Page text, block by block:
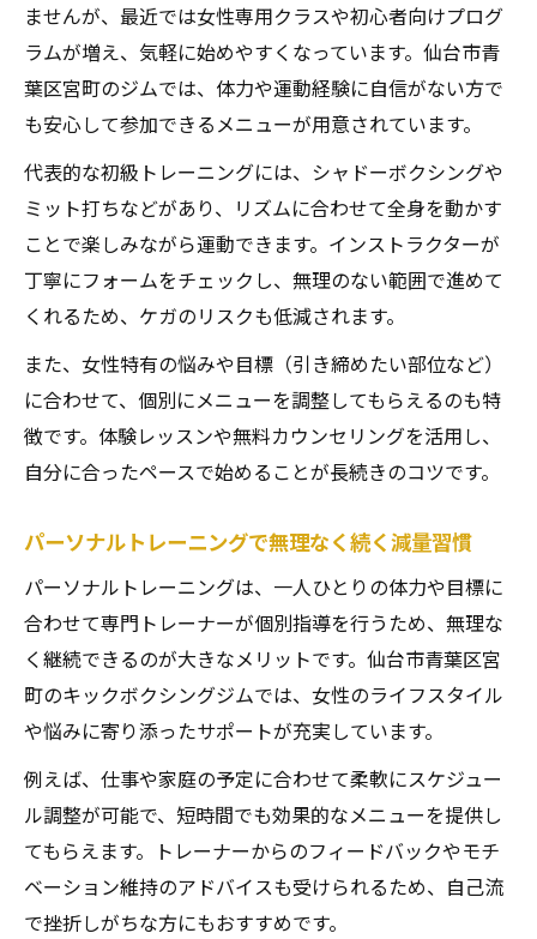
ませんが、最近では女性専用クラスや初心者向けプログ
ラムが増え、気軽に始めやすくなっています。仙台市青
葉区宮町のジムでは、体力や運動経験に自信がない方で
も安心して参加できるメニューが用意されています。
代表的な初級トレーニングには、シャドーボクシングや
ミット打ちなどがあり、リズムに合わせて全身を動かす
ことで楽しみながら運動できます。インストラクターが
丁寧にフォームをチェックし、無理のない範囲で進めて
くれるため、ケガのリスクも低減されます。
また、女性特有の悩みや目標（引き締めたい部位など）
に合わせて、個別にメニューを調整してもらえるのも特
徴です。体験レッスンや無料カウンセリングを活用し、
自分に合ったペースで始めることが長続きのコツです。
パーソナルトレーニングで無理なく続く減量習慣
パーソナルトレーニングは、一人ひとりの体力や目標に
合わせて専門トレーナーが個別指導を行うため、無理な
く継続できるのが大きなメリットです。仙台市青葉区宮
町のキックボクシングジムでは、女性のライフスタイル
や悩みに寄り添ったサポートが充実しています。
例えば、仕事や家庭の予定に合わせて柔軟にスケジュー
ル調整が可能で、短時間でも効果的なメニューを提供し
てもらえます。トレーナーからのフィードバックやモチ
ベーション維持のアドバイスも受けられるため、自己流
で挫折しがちな方にもおすすめです。